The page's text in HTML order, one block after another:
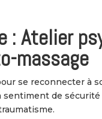
: Atelier
massage
se reconnecter à
sentiment de